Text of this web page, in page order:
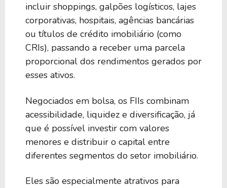
incluir shoppings, galpões logísticos, lajes
corporativas, hospitais, agências bancárias
ou títulos de crédito imobiliário (como
CRIs), passando a receber uma parcela
proporcional dos rendimentos gerados por
esses ativos.
Negociados em bolsa, os FIIs combinam
acessibilidade, liquidez e diversificação, já
que é possível investir com valores
menores e distribuir o capital entre
diferentes segmentos do setor imobiliário.
Eles são especialmente atrativos para